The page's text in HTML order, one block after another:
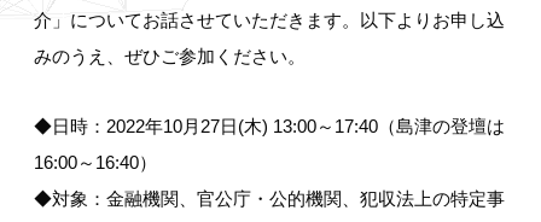
介」についてお話させていただきます。以下よりお申し込
みのうえ、ぜひご参加ください。
◆日時：2022年10月27日(木) 13:00～17:40（島津の登壇は
16:00～16:40）
◆対象：金融機関、官公庁・公的機関、犯収法上の特定事